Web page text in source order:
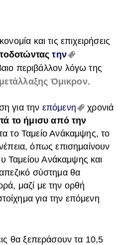
και τις επιχειρήσεις
την
περιβάλλον λόγω της
μετάλλαξης Όμικρον.
για την επόμενη
χρονιά
το ήμισυ από την
το Ταμείο Ανάκαμψης, το
όπως επισημαίνουν
Ταμείου Ανάκαμψης και
σύστημα θα
μαζί με την ορθή
για την επόμενη
θα ξεπεράσουν τα 10,5